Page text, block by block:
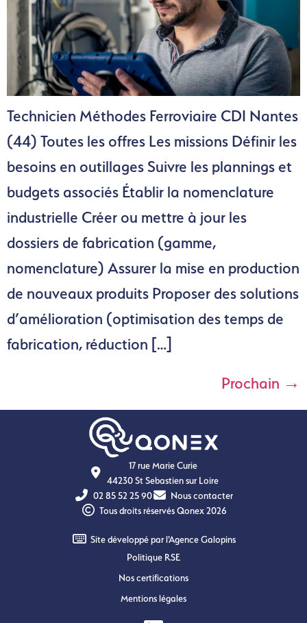
Technicien Méthodes Ferroviaire CDI Nantes
(44) Toutes les offres Les missions Définir les
besoins en outillages Suivre les plannings et
budgets associés Établir la nomenclature
industrielle Créer ou mettre à jour les
dossiers de fabrication (gamme,
nomenclature) Assurer la mise en production
de nouveaux produits Proposer des solutions
d’amélioration (optimisation des temps de
fabrication, réduction […]
Prochain →
17 rue Marie Curie
44230 St Sebastien sur Loire
02 85 52 25 90
Nous contacter
Tous droits réservés Qonex 2026
Site développé par l'Agence Galopins
Politique RSE
Nos certifications
Mentions légales